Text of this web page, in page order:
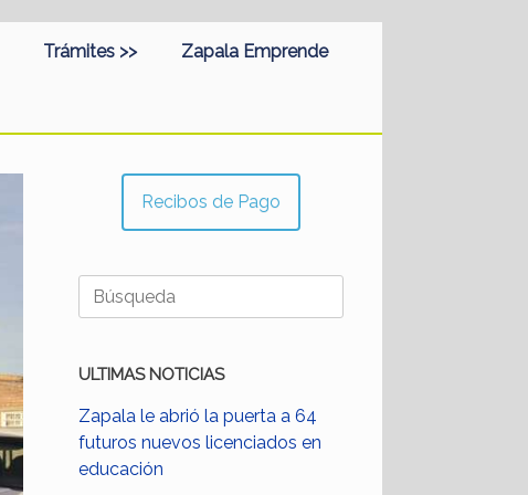
Trámites >> Zapala Emprende
Recibos de Pago
Buscar:
ULTIMAS NOTICIAS
Zapala le abrió la puerta a 64
futuros nuevos licenciados en
educación